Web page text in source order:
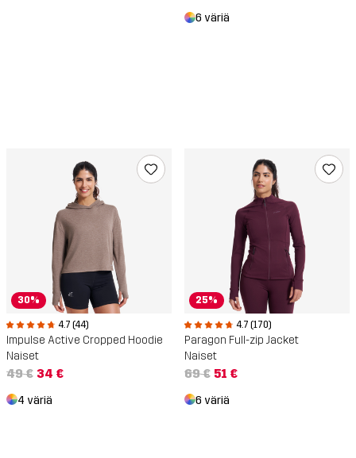
6 väriä
30%
4.7 (44)
Impulse Active Cropped Hoodie
Naiset
49 € 34 €
4 väriä
25%
4.7 (170)
Paragon Full-zip Jacket
Naiset
69 € 51 €
6 väriä